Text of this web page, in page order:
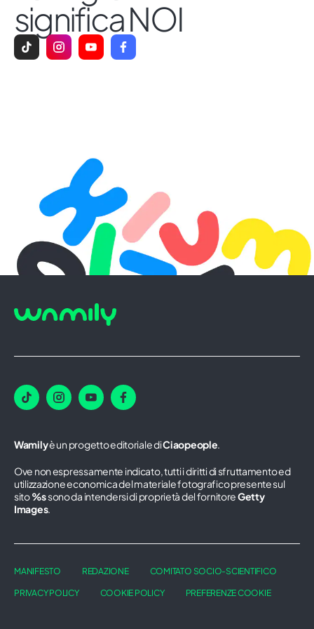
significa NOI
Wamilyè un progetto editoriale diCiaopeople.
Ove non espressamente indicato, tutti i diritti di sfruttamento ed
utilizzazione economica del materiale fotografico presente sul
sito%ssono da intendersi di proprietà del fornitoreGetty
Images.
MANIFESTO REDAZIONE COMITATO SOCIO-SCIENTIFICO
PRIVACY POLICY COOKIE POLICY PREFERENZE COOKIE